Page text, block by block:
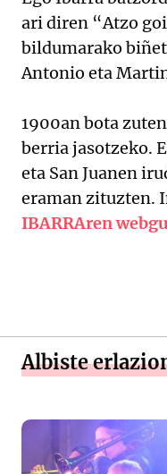
ari diren “Atzo
bildumarako
Antonio eta
1900an bota
berria jasotzeko.
eta San Juanen
eraman zituzten.
IBARRAren
Albiste